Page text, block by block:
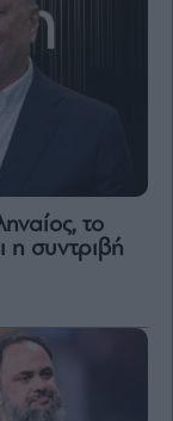
το
η συντριβή